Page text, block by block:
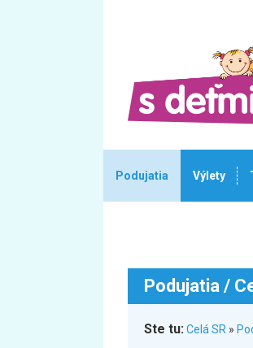
Podujatia Výlety
Podujatia /
Ste tu:Celá SR »